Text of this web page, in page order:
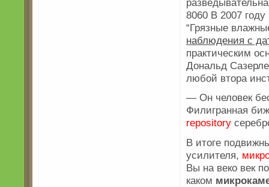
8060 В 2007
“Грязные
наблюдения с
практическим
Дональд
любой втора
— Он человек
Филигранная
repository
В итоге
усилителя,
Вы на веко век
каком